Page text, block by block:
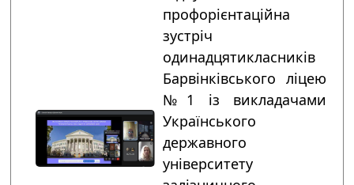
профорієнтаційна
зустріч
одинадцятикласників
Барвінківського ліцею
№1 із викладачами
Українського
державного
університету